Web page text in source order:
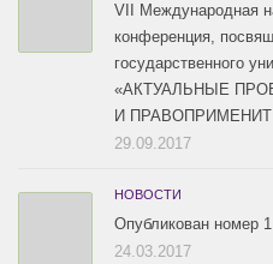
VII Международная
конференция,
государственного
«АКТУАЛЬНЫЕ
И
29.09.2017
НОВОСТИ
Опубликован номер
24.03.2017